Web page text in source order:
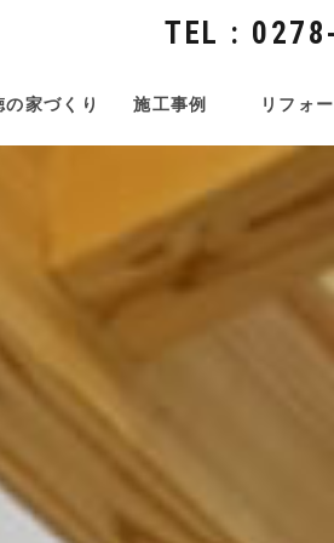
TEL :
の家づくり 施工事例 リフォ